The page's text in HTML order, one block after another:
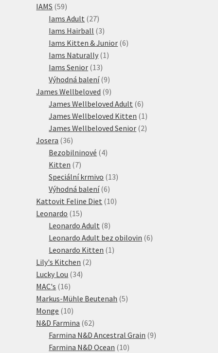
IAMS 5959
produktů
Iams Adult 2727
produktů
Iams Hairball 33
produkty
Iams Kitten & Junior 66
Iams Naturally 1 1
Iams Senior 1313
produktů
Výhodná balení 99
produktů
James Wellbeloved 99
produktů
James Wellbeloved Adult 66
produktů
James Wellbeloved Kitten 1 1
produkt
James Wellbeloved Senior 22
Josera 3636
produktů
Bezobilninové 44
Kitten 77
produktů
Speciální krmivo 1313
Výhodná balení 66
produktů
Kattovit Feline Diet 1010
Leonardo 1515
produktů
Leonardo Adult 88
produktů
Leonardo Adult bez obilovin 66
Leonardo Kitten 1 1
Lily's Kitchen 22
Lucky Lou 3434
MAC's 1616
produktů
Markus-Mühle Beutenah 55
Monge 1010
produktů
N&D Farmina 6262
produktů
Farmina N&D Ancestral Grain 99
Farmina N&D Ocean 1010